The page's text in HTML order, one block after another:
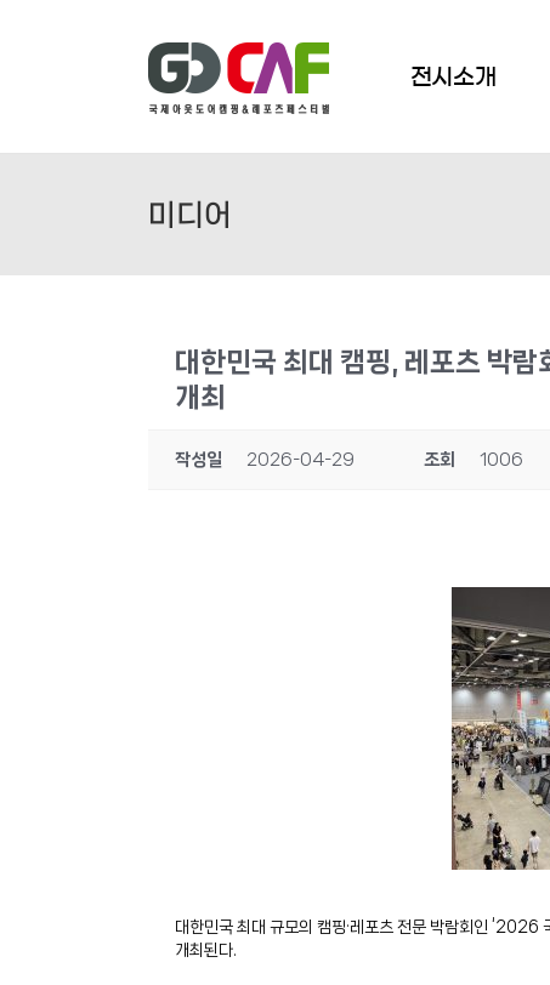
전시소개
미디어
대한민국 최대 캠핑, 레포츠 박
개최
작성일 2026-04-29 조회 1006
대한민국 최대 규모의 캠핑·레포츠 전문 박람회인
개최된다.